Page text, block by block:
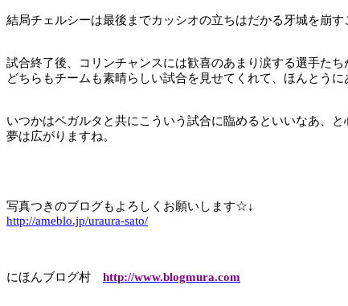
結局チェルシーは最後までカッシオの立ちはだかる牙城を崩す
試合終了後、コリンチャンスには歓喜のあまり涙する選手た
どちらもチームも素晴らしい試合を見せてくれて、ほんとうに
いつかはベガルタと共にこういう試合に臨めるといいなあ、と
夢は広がりますね。
写真つきのブログもよろしくお願いします☆↓
http://ameblo.jp/uraura-sato/
にほんブログ村 http://www.blogmura.com